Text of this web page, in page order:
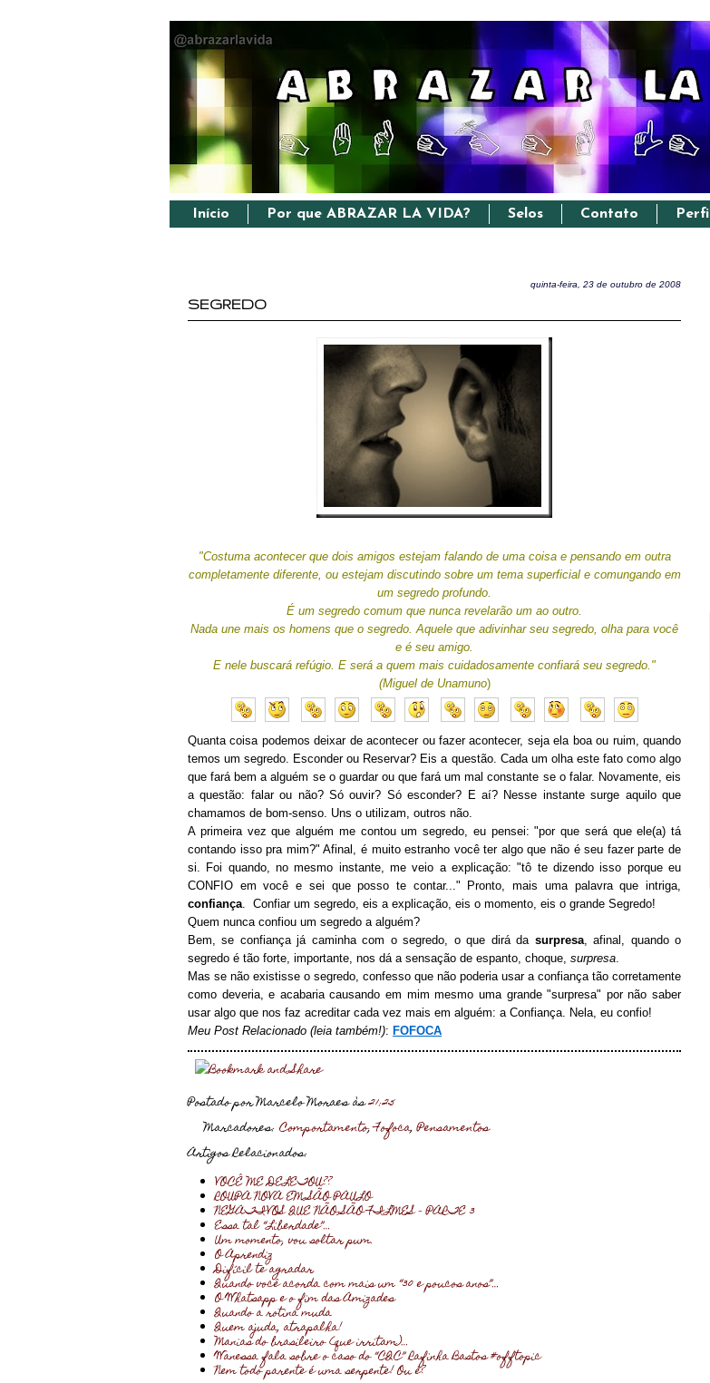
Início Por que ABRAZAR LA VIDA? Selos Contato Perfil
quinta-feira, 23 de outubro de 2008
SEGREDO
"Costuma acontecer que dois amigos estejam falando de uma coisa e pensando em outra
completamente diferente, ou estejam discutindo sobre um tema superficial e comungando em
um segredo profundo.
É um segredo comum que nunca revelarão um ao outro.
Nada une mais os homens que o segredo. Aquele que adivinhar seu segredo, olha para você
e é seu amigo.
E nele buscará refúgio. E será a quem mais cuidadosamente confiará seu segredo."
(Miguel de Unamuno)
Quanta coisa podemos deixar de acontecer ou fazer acontecer, seja ela boa ou ruim, quando
temos um segredo. Esconder ou Reservar? Eis a questão. Cada um olha este fato como algo
que fará bem a alguém se o guardar ou que fará um mal constante se o falar. Novamente, eis
a questão: falar ou não? Só ouvir? Só esconder? E aí? Nesse instante surge aquilo que
chamamos de bom-senso. Uns o utilizam, outros não.
A primeira vez que alguém me contou um segredo, eu pensei: "por que será que ele(a) tá
contando isso pra mim?" Afinal, é muito estranho você ter algo que não é seu fazer parte de
si. Foi quando, no mesmo instante, me veio a explicação: "tô te dizendo isso porque eu
CONFIO em você e sei que posso te contar..." Pronto, mais uma palavra que intriga,
confiança . Confiar um segredo, eis a explicação, eis o momento, eis o grande Segredo!
Quem nunca confiou um segredo a alguém?
Bem, se confiança já caminha com o segredo, o que dirá da surpresa, afinal, quando o
segredo é tão forte, importante, nos dá a sensação de espanto, choque, surpresa
Mas se não existisse o segredo, confesso que não poderia usar a confiança tão corretamente
como deveria, e acabaria causando em mim mesmo uma grande "surpresa" por não saber
usar algo que nos faz acreditar cada vez mais em alguém: a Confiança. Nela, eu confio!
Meu Post Relacionado (leia também!): FOFOCA
Postado por Marcelo Moraesàs21:25
Marcadores: Comportamento,Fofoca,Pensamentos
Artigos Relacionados:
VOCÊ ME DELETOU??
ROUPA NOVA EM SÃO PAULO
NEGATIVOS QUE NÃO SÃO FILMES - PARTE 3
Essa tal “Liberdade”…
Um momento, vou soltar pum.
O Aprendiz
Difícil te agradar
Quando você acorda com mais um “30 e poucos anos”…
O Whatsapp e o fim das Amizades
Quando a rotina muda
Quem ajuda, atrapalha!
Manias do brasileiro (que irritam)…
Wanessa fala sobre o caso do “CQC” Rafinha Bastos #offtopic
Nem todo parente é uma serpente! Ou é?